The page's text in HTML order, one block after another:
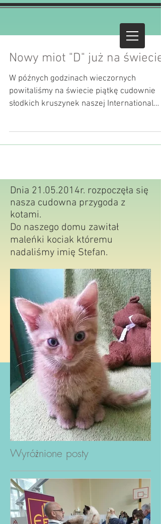
Nowy miot "D" już na świecie
W późnych godzinach wieczornych
powitaliśmy na świecie piątkę cudownie
słodkich kruszynek naszej International
Dnia 21.05.2014r. rozpoczęła się
nasza cudowna przygoda z
kotami.
Do naszego domu zawitał
maleńki kociak któremu
nadaliśmy imię Stefan.
Wyróżnione posty